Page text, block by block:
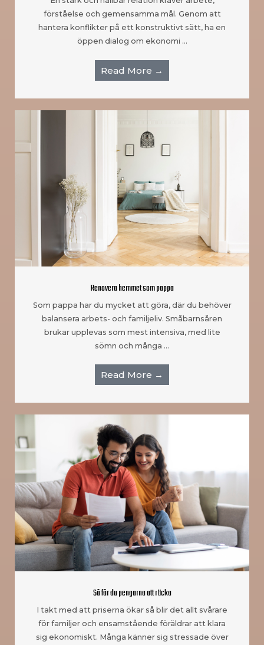
förståelse och gemensamma mål. Genom att
hantera konflikter på ett konstruktivt sätt, ha en
öppen dialog om ekonomi …
Read More →
Renovera hemmet som pappa
Som pappa har du mycket att göra, där du behöver
balansera arbets- och familjeliv. Småbarnsåren
brukar upplevas som mest intensiva, med lite
sömn och många …
Read More →
Så får du pengarna att räcka
I takt med att priserna ökar så blir det allt svårare
för familjer och ensamstående föräldrar att klara
sig ekonomiskt. Många känner sig stressade över